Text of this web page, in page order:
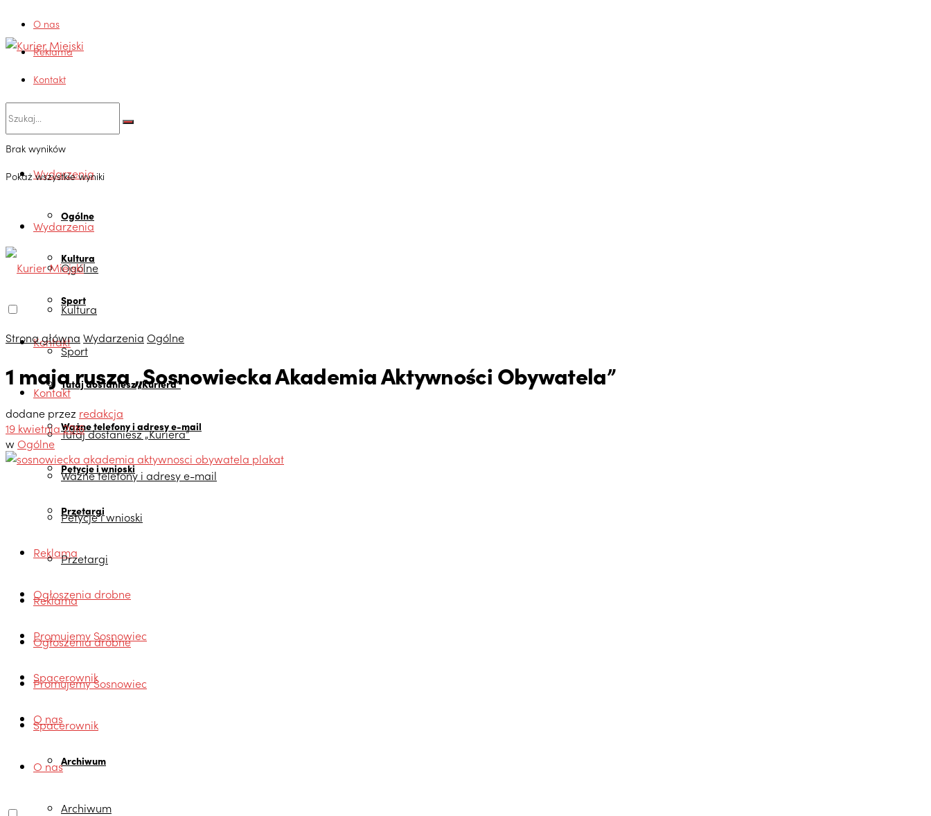
O nas
Reklama
Kontakt
Brak wyników
Pokaż wszystkie wyniki
Wydarzenia
Ogólne
Kultura
Sport
Kontakt
Tutaj dostaniesz „Kuriera”
Ważne telefony i adresy e-mail
Petycje i wnioski
Przetargi
Reklama
Ogłoszenia drobne
Promujemy Sosnowiec
Spacerownik
O nas
Archiwum
Wydarzenia
Ogólne
Kultura
Sport
Kontakt
Tutaj dostaniesz „Kuriera”
Ważne telefony i adresy e-mail
Petycje i wnioski
Przetargi
Reklama
Ogłoszenia drobne
Promujemy Sosnowiec
Spacerownik
O nas
Archiwum
Strona główna Wydarzenia Ogólne
1 maja rusza „Sosnowiecka Akademia Aktywności Obywatela”
dodane przez redakcja
19 kwietnia 2016
wOgólne